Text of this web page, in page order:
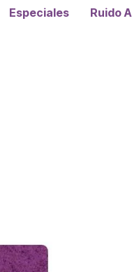
Especiales Ruido